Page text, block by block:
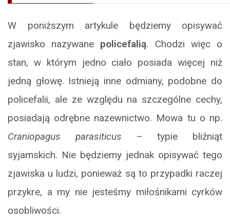
W poniższym artykule będziemy opisywać
zjawisko nazywane policefalią. Chodzi więc o
stan, w którym jedno ciało posiada więcej niż
jedną głowę. Istnieją inne odmiany, podobne do
policefalii, ale ze względu na szczególne cechy,
posiadają odrębne nazewnictwo. Mowa tu o np.
Craniopagus parasiticus – typie bliźniąt
syjamskich. Nie będziemy jednak opisywać tego
zjawiska u ludzi, ponieważ są to przypadki raczej
przykre, a my nie jesteśmy miłośnikami cyrków
osobliwości.